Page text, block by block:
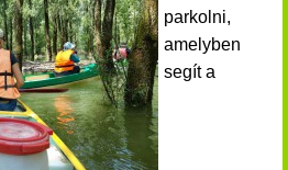
parkolni,
amelyben
segít a